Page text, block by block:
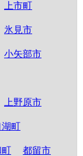
上市町
氷見市
小矢部市
上野原市
町
町 都留市